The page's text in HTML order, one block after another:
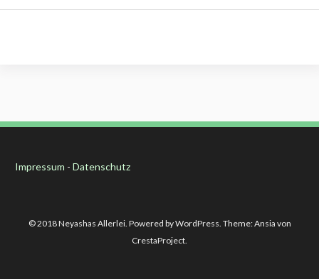
Impressum - Datenschutz
© 2018 Neyashas Allerlei. Powered by WordPress. Theme: Ansia von
CrestaProject.